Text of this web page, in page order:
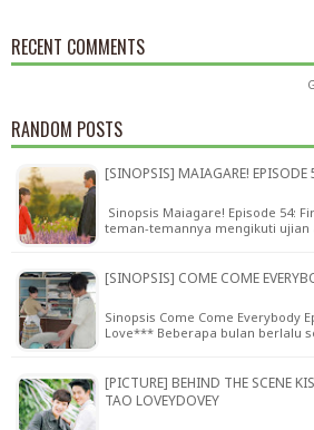
RECENT COMMENTS
RANDOM POSTS
[SINOPSIS] MAIAGARE! EPISODE
Sinopsis Maiagare! Episode 54:
teman-temannya mengikuti ujian
[SINOPSIS] COME COME
Sinopsis Come Come Everybody
Love*** Beberapa bulan berlalu
[PICTURE] BEHIND THE SCENE
TAO LOVEYDOVEY